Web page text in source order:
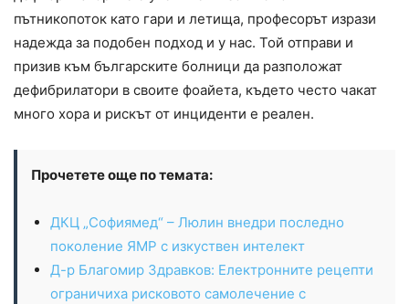
пътникопоток като гари и летища, професорът изрази
надежда за подобен подход и у нас. Той отправи и
призив към българските болници да разположат
дефибрилатори в своите фоайета, където често чакат
много хора и рискът от инциденти е реален.
Прочетете още по темата:
ДКЦ „Софиямед“ – Люлин внедри последно
поколение ЯМР с изкуствен интелект
Д-р Благомир Здравков: Електронните рецепти
ограничиха рисковото самолечение с